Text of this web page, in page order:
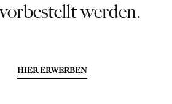
werden.
HIER ERWERBEN